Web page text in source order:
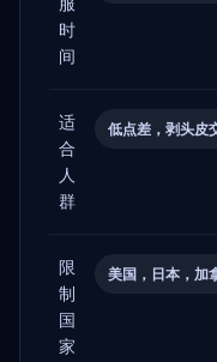
时
间
适
合
人
群
低点差，剥头皮
限
制
国
家
美国，日本，加